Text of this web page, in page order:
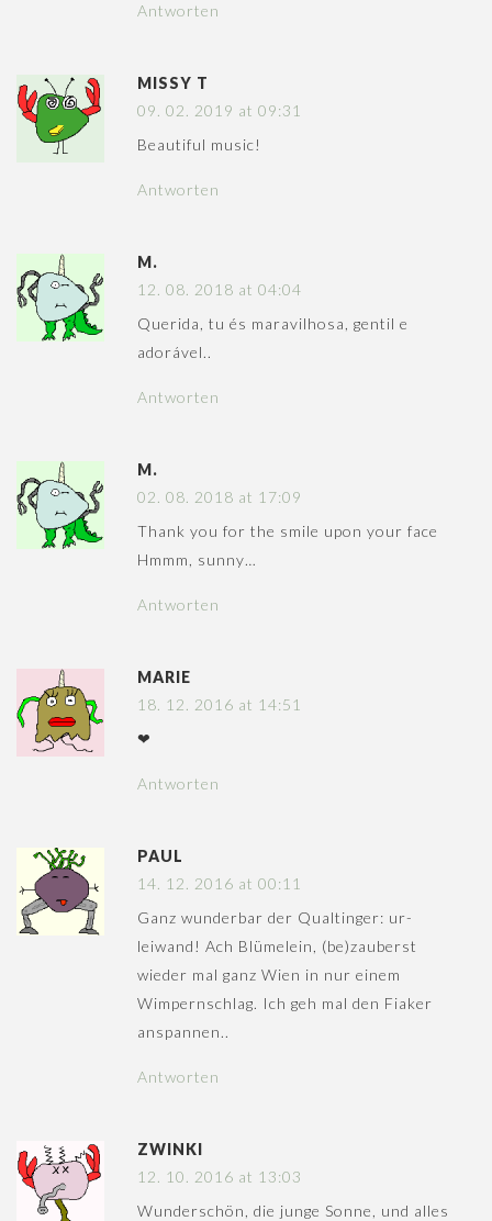
Antworten
MISSY T
09. 02. 2019 at 09:31
Beautiful music!
Antworten
M.
12. 08. 2018 at 04:04
Querida, tu és maravilhosa, gentil e
adorável..
Antworten
M.
02. 08. 2018 at 17:09
Thank you for the smile upon your face
Hmmm, sunny…
Antworten
MARIE
18. 12. 2016 at 14:51
❤
Antworten
PAUL
14. 12. 2016 at 00:11
Ganz wunderbar der Qualtinger: ur-
leiwand! Ach Blümelein, (be)zauberst
wieder mal ganz Wien in nur einem
Wimpernschlag. Ich geh mal den Fiaker
anspannen..
Antworten
ZWINKI
12. 10. 2016 at 13:03
Wunderschön, die junge Sonne, und alles